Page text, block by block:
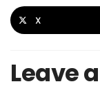
X
Leave